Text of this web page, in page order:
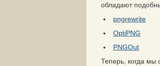
обладают
pngrewrite
OptiPNG
PNGOut
Теперь, когда мы